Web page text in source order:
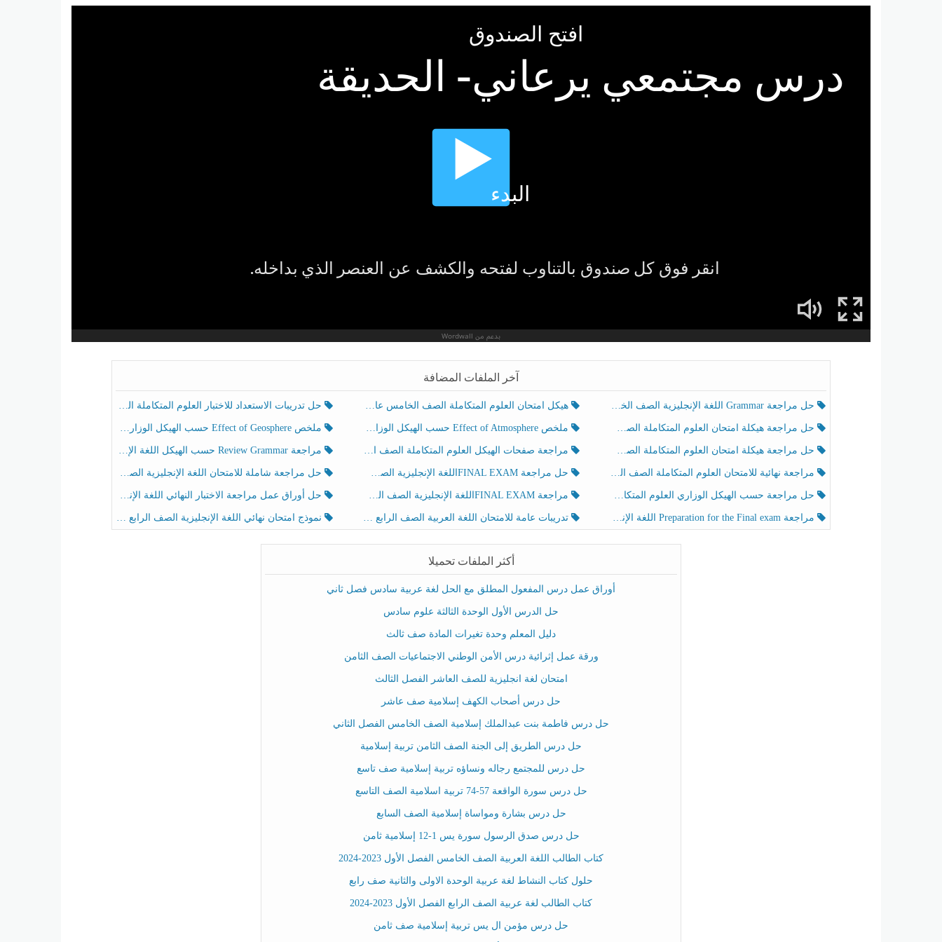
آخر الملفات المضافة
حل مراجعة Grammar اللغة الإنجليزية الصف الخامس الفصل الثالث هيكل امتحان العلوم المتكاملة الصف الخامس عام الفصل الدراسي الثالث 2025-2026 حل تدريبات الاستعداد للاختبار العلوم المتكاملة الصف الخامس عام الفصل الثالث
حل مراجعة هيكلة امتحان العلوم المتكاملة الصف الخامس انسبير الفصل الثالث ملخص Effect of Atmosphere حسب الهيكل الوزاري العلوم المتكاملة الصف الخامس انسبير الفصل الثالث ملخص Effect of Geosphere حسب الهيكل الوزاري العلوم المتكاملة الصف الخامس انسبير الفصل الثالث
حل مراجعة هيكلة امتحان العلوم المتكاملة الصف الخامس عام الفصل الثالث مراجعة صفحات الهيكل العلوم المتكاملة الصف الخامس انسبير الفصل الثالث مراجعة Review Grammar حسب الهيكل اللغة الإنجليزية الصف الخامس الفصل الثالث
مراجعة نهائية للامتحان العلوم المتكاملة الصف الخامس انسبير الفصل الثالث حل مراجعة FINAL EXAMاللغة الإنجليزية الصف الخامس الفصل الثالث حل مراجعة شاملة للامتحان اللغة الإنجليزية الصف الخامس الفصل الثالث
حل مراجعة حسب الهيكل الوزاري العلوم المتكاملة الصف الخامس عام الفصل الثالث مراجعة FINAL EXAMاللغة الإنجليزية الصف الخامس الفصل الثالث حل أوراق عمل مراجعة الاختبار النهائي اللغة الإنجليزية الصف الرابع الفصل الثالث
مراجعة Preparation for the Final exam اللغة الإنجليزية الصف الرابع الفصل الثالث تدريبات عامة للامتحان اللغة العربية الصف الرابع الفصل الثالث نموذج امتحان نهائي اللغة الإنجليزية الصف الرابع الفصل الثالث
أكثر الملفات تحميلا
أوراق عمل درس المفعول المطلق مع الحل لغة عربية سادس فصل ثاني
حل الدرس الأول الوحدة الثالثة علوم سادس
دليل المعلم وحدة تغيرات المادة صف ثالث
ورقة عمل إثرائية درس الأمن الوطني الاجتماعيات الصف الثامن
امتحان لغة انجليزية للصف العاشر الفصل الثالث
حل درس أصحاب الكهف إسلامية صف عاشر
حل درس فاطمة بنت عبدالملك إسلامية الصف الخامس الفصل الثاني
حل درس الطريق إلى الجنة الصف الثامن تربية إسلامية
حل درس للمجتمع رجاله ونساؤه تربية إسلامية صف تاسع
حل درس سورة الواقعة 57-74 تربية اسلامية الصف التاسع
حل درس بشارة ومواساة إسلامية الصف السابع
حل درس صدق الرسول سورة يس 1-12 إسلامية ثامن
كتاب الطالب اللغة العربية الصف الخامس الفصل الأول 2023-2024
حلول كتاب النشاط لغة عربية الوحدة الاولى والثانية صف رابع
كتاب الطالب لغة عربية الصف الرابع الفصل الأول 2023-2024
حل درس مؤمن ال يس تربية إسلامية صف ثامن